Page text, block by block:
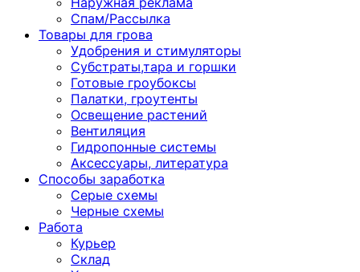
Спам/Рассылка
Товары для грова
Удобрения и стимуляторы
Субстраты,тара и горшки
Готовые гроубоксы
Палатки, гроутенты
Освещение растений
Вентиляция
Гидропонные системы
Аксессуары, литература
Способы заработка
Серые схемы
Черные схемы
Работа
Курьер
Склад